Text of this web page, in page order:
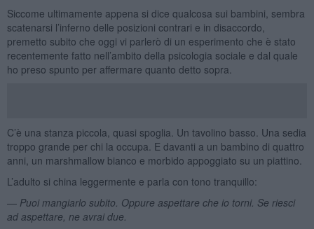
Siccome ultimamente appena si dice qualcosa sui bambini, sembra
scatenarsi l’inferno delle posizioni contrari e in disaccordo,
premetto subito che oggi vi parlerò di un esperimento che è stato
recentemente fatto nell’ambito della psicologia sociale e dal quale
ho preso spunto per affermare quanto detto sopra.
C’è una stanza piccola, quasi spoglia. Un tavolino basso. Una sedia
troppo grande per chi la occupa. E davanti a un bambino di quattro
anni, un marshmallow bianco e morbido appoggiato su un piattino.
L’adulto si china leggermente e parla con tono tranquillo:
— Puoi mangiarlo subito. Oppure aspettare che io torni. Se riesci
ad aspettare, ne avrai due.